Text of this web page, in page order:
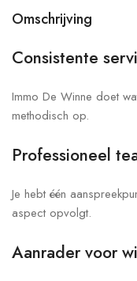
Omschrijving
Consistente
Immo De Winne doet
methodisch op.
Professioneel
Je hebt één
aspect opvolgt.
Aanrader voor